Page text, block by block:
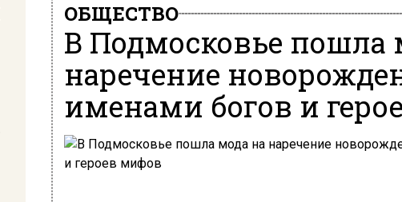
ОБЩЕСТВО
В Подмосковье пошла
наречение
именами богов и